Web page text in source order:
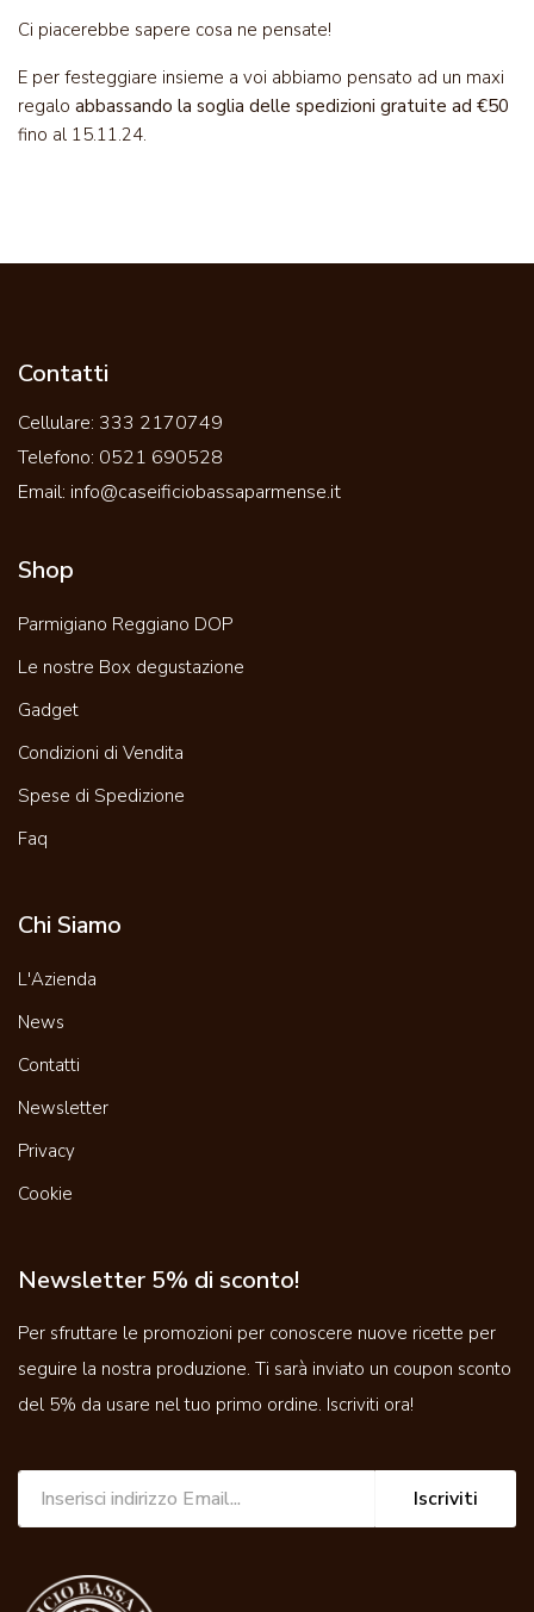
Ci piacerebbe sapere cosa ne pensate!
E per festeggiare insieme a voi abbiamo pensato ad un maxi
regalo abbassando la soglia delle spedizioni gratuite ad €50
fino al 15.11.24.
Contatti
Cellulare: 333 2170749
Telefono: 0521 690528
Email: info@caseificiobassaparmense.it
Shop
Parmigiano Reggiano DOP
Le nostre Box degustazione
Gadget
Condizioni di Vendita
Spese di Spedizione
Faq
Chi Siamo
L'Azienda
News
Contatti
Newsletter
Privacy
Cookie
Newsletter 5% di sconto!
Per sfruttare le promozioni per conoscere nuove ricette per
seguire la nostra produzione. Ti sarà inviato un coupon sconto
del 5% da usare nel tuo primo ordine. Iscriviti ora!
Iscriviti